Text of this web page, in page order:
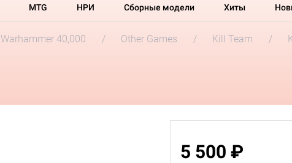
MTG НРИ Сборные модели Хиты
Warhammer 40,000 Other Games Kill Team
5 500 ₽